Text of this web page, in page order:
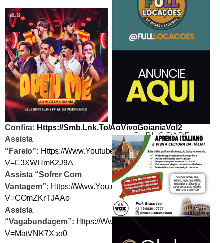
Confira: Https://smb.lnk.to/AoVivoGoianiaVol2
Assista
“Farelo”: Https://www.youtube.com/watch?
V=E3XWHmK2J9A
Assista “Sofrer Com
Vantagem”: Https://www.youtube.com/watch?
V=COmZKrTJAAo
Assista
“Vagabundagem”: Https://www.youtube.com/watch?
V=matVNK7Xao0
PUBLICIDADE